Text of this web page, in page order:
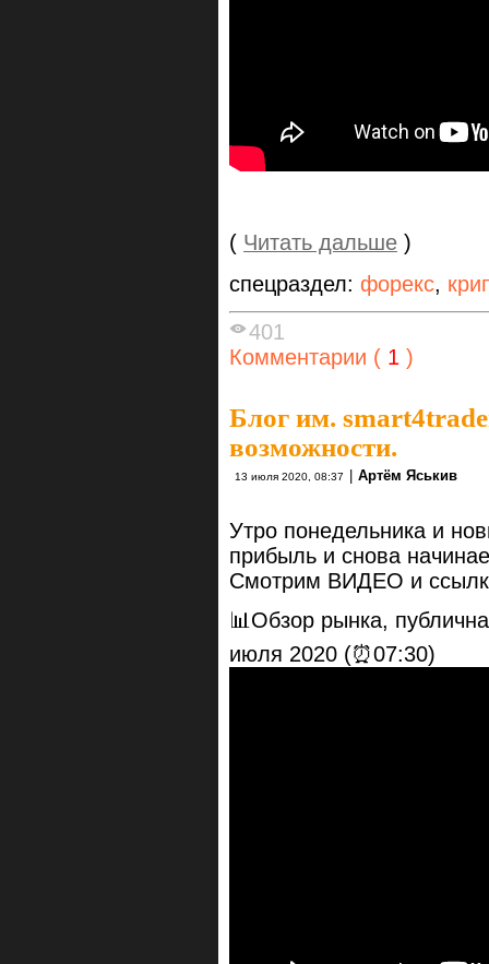
( Читать дальше )
спецраздел: форекс,
401
Комментарии ( 1 )
Блог им.
возможности.
13 июля 2020, 08:37 Артём Яськив
Утро понедельника и
прибыль и снова
Смотрим ВИДЕО и
📊Обзор рынка,
июля 2020 (⏰07:30)